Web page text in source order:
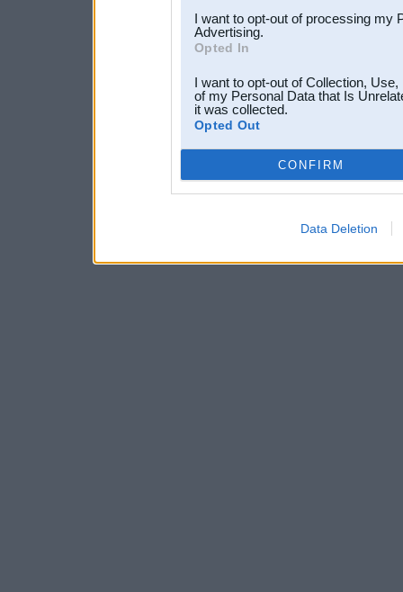
I want to opt-out of processing my
Advertising.
Opted In
I want to opt-out of Collection,
of my Personal Data that Is
it was collected.
Opted Out
CONFIRM
Data Deletion